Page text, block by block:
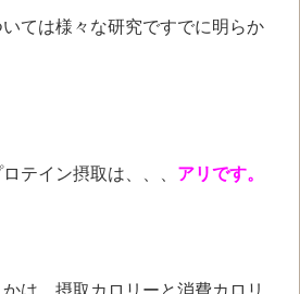
ては様々な研究ですでに明らか
テイン摂取は、、、 アリです。